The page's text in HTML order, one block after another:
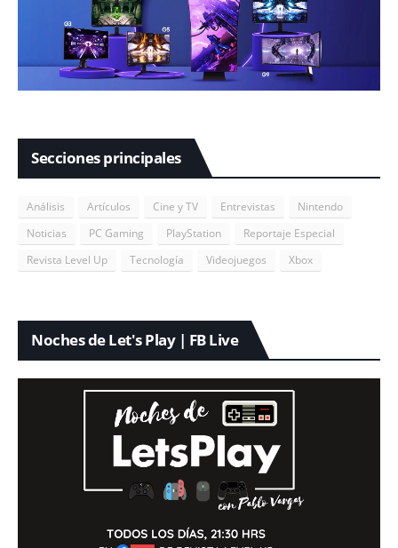
Secciones principales
Análisis Artículos Cine y TV Entrevistas
Nintendo
Noticias
PC Gaming PlayStation
Reportaje Especial
Revista Level Up
Tecnología Videojuegos Xbox
Noches de Let's Play | FB Live